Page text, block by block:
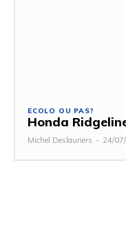
ECOLO OU PAS?
Honda
Michel Deslauriers - 24/